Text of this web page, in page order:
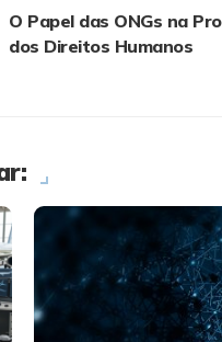
O Papel das ONGs na
dos Direitos Humanos